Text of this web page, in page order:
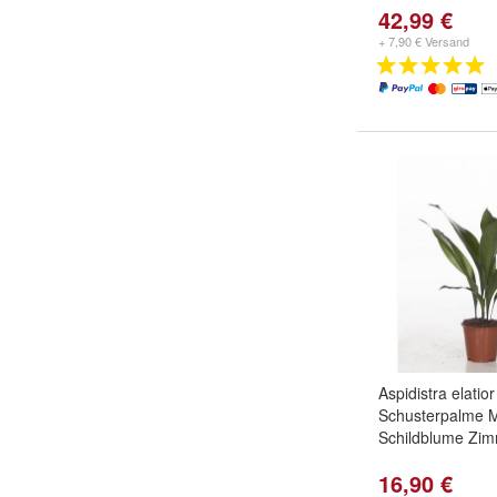
42,99 €
+ 7,90 € Versand
Aspidistra
Schusterpalme
Schildblume
16,90 €